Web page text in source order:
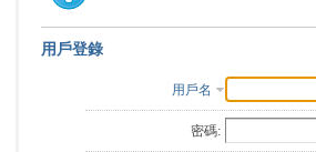
用戶登錄
用戶名
密碼: